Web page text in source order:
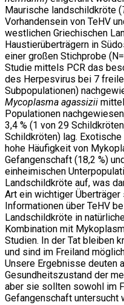
Maurische landschildkröte (
Vorhandensein von TeHV
westlichen Griechischen
Haustierüberträgern in
einer großen Stichprobe
Studie mittels PCR das
des Herpesvirus bei 7
Subpopulationen)
Mycoplasma agassizii
Populationen
3,4 % (1 von 29
Schildkröten) lag.
hohe Häufigkeit von
Gefangenschaft (18,2 %)
einheimischen
Landschildkröte auf, was
Art ein wichtiger Überträger
Informationen über TeHV
Landschildkröte in
Kombination mit
Studien. In der Tat bleiben
und sind im Freiland
Unsere Ergebnisse deuten
Gesundheitszustand der
aber sie sollten sowohl im
Gefangenschaft untersucht